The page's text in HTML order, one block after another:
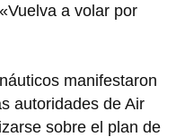
a volar por
manifestaron
autoridades de Air
sobre el plan de